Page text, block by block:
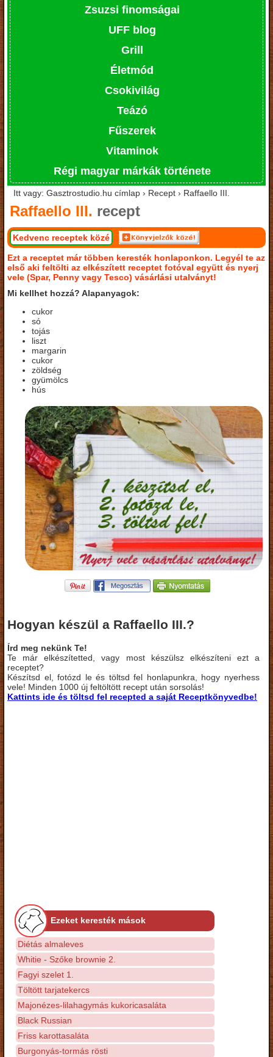
Zsuzsi finomságai
UFF blog
Grill
Életmód
Csokivilág
Teázó
Fűszerek
Vitaminok
Régi magyar márkák története
Itt vagy: Gasztrostudio.hu címlap › Recept › Raffaello III.
Raffaello III. recept
Kedvenc receptek közé
Ezt a receptet már többen keresték honlaponkon. Legyél te az
első aki feltölti az elkészített receptet fotóval együtt és nyerj
vele (Spar, Penny vagy Tesco) vásárlási utalványt!
Mi kellhet hozzá? Alapanyagok:
cukor
só
tojás
liszt
margarin
cukor
zöldség
gyümölcs
hús
Hogyan készül a Raffaello III.?
Írd meg nekünk Te!
Te már elkészítetted, vagy most készülsz elkészíteni ezt a
receptet?
Készítsd el, fotózd le és töltsd fel honlapunkra, hogy nyerhess
vele! Minden 1000 új feltöltött recept után sorsolás!
Kattints ide és töltsd fel recepted a saját Receptkönyvedbe!
Ezeket keresték mások
Diétás almaleves
Whitie - Szőke brownie 2.
Fagyi szelet 1.
Töltött tarjatekercs
Majonézes-lilahagymás kukoricasaláta
Black Russian
Friss karottasaláta
Burgonyás-tormás rösti